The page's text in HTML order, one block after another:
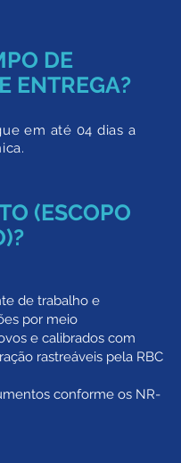
DE
ENTREGA?
em até 04 dias a
(ESCOPO
de trabalho e
por meio
e calibrados com
rastreáveis pela RBC
conforme os NR-